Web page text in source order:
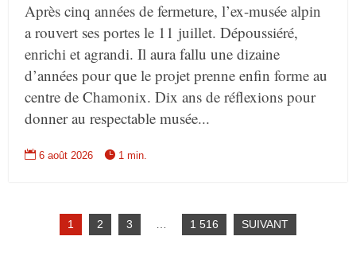
Après cinq années de fermeture, l’ex-musée alpin
a rouvert ses portes le 11 juillet. Dépoussiéré,
enrichi et agrandi. Il aura fallu une dizaine
d’années pour que le projet prenne enfin forme au
centre de Chamonix. Dix ans de réflexions pour
donner au respectable musée...
 6 août 2026  1 min.
1 2 3 … 1 516 SUIVANT